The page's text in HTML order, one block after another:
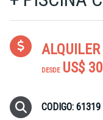
DESDE US$
CODIGO: 61319